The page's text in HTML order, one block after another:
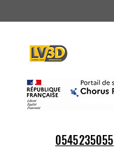
0545235055